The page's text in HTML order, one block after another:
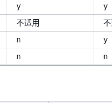
y y
不适用
n y
n n